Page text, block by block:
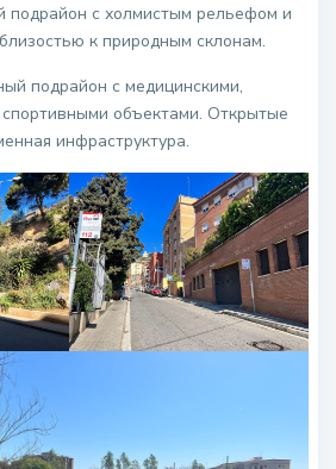
с холмистым рельефом и
к природным склонам.
подрайон с медицинскими,
объектами. Открытые
инфраструктура.